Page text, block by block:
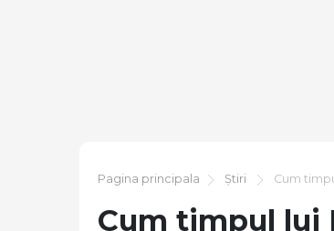
Pagina principala Știri Cum
Cum timpul lui